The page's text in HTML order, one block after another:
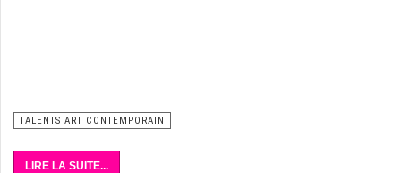
TALENTS ART CONTEMPORAIN
LIRE LA SUITE...